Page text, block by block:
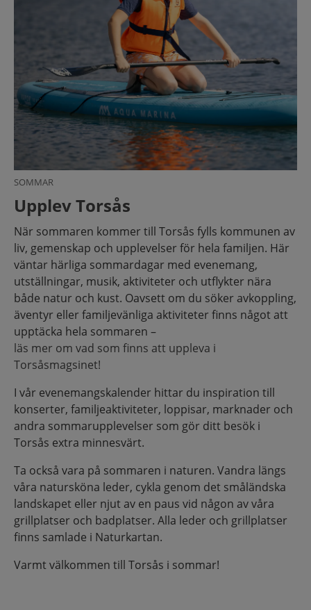
SOMMAR
Upplev Torsås
När sommaren kommer till Torsås fylls kommunen av
liv, gemenskap och upplevelser för hela familjen. Här
väntar härliga sommardagar med evenemang,
utställningar, musik, aktiviteter och utflykter nära
både natur och kust. Oavsett om du söker avkoppling,
äventyr eller familjevänliga aktiviteter finns något att
upptäcka hela sommaren –
läs mer om vad som finns att uppleva i
Torsåsmagsinet!
I vår evenemangskalender hittar du inspiration till
konserter, familjeaktiviteter, loppisar, marknader och
andra sommarupplevelser som gör ditt besök i
Torsås extra minnesvärt.
Ta också vara på sommaren i naturen. Vandra längs
våra natursköna leder, cykla genom det småländska
landskapet eller njut av en paus vid någon av våra
grillplatser och badplatser. Alla leder och grillplatser
finns samlade i Naturkartan.
Varmt välkommen till Torsås i sommar!